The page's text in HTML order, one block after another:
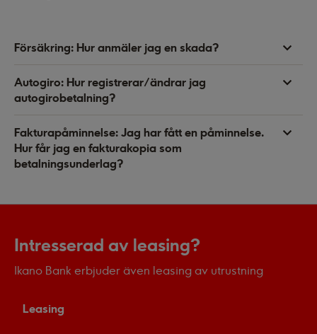
Försäkring: Hur anmäler jag en skada?
Autogiro: Hur registrerar/ändrar jag
autogirobetalning?
Fakturapåminnelse: Jag har fått en påminnelse.
Hur får jag en fakturakopia som
betalningsunderlag?
Intresserad av leasing?
Ikano Bank erbjuder även leasing av utrustning
Leasing